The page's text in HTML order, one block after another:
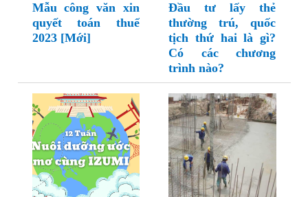
Mẫu công văn xin
quyết toán thuế
2023 [Mới]
Đầu tư lấy thẻ
thường trú, quốc
tịch thứ hai là gì?
Có các chương
trình nào?